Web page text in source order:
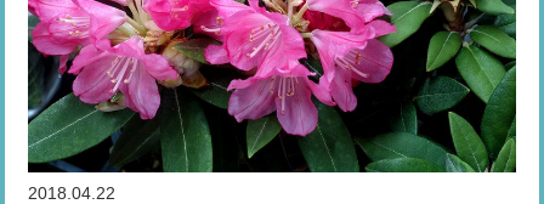
2018.04.22